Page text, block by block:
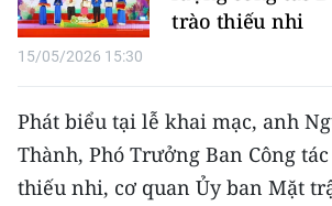
E-Magazine
Media Chính trị
Media Kinh tế
trào thiếu nhi
15/05/2026 15:30
Phát biểu tại lễ khai mạc, anh
Thành, Phó Trưởng Ban Công
thiếu nhi, cơ quan Ủy ban Mặt